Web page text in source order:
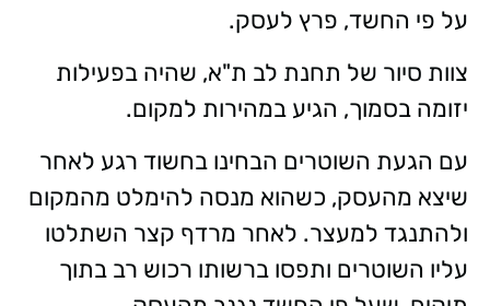
על פי החשד, פרץ לעסק.
צוות סיור של תחנת לב ת"א, שהיה בפעילות
יזומה בסמוך, הגיע במהירות למקום.
עם הגעת השוטרים הבחינו בחשוד רגע לאחר
שיצא מהעסק, כשהוא מנסה להימלט מהמקום
ולהתנגד למעצר. לאחר מרדף קצר השתלטו
עליו השוטרים ותפסו ברשותו רכוש רב בתוך